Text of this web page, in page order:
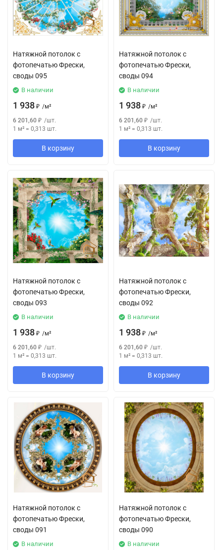
Натяжной потолок с
фотопечатью Фрески,
своды 095
В наличии
1 938 ₽ /м²
6 201,60 ₽ /шт.
1 м² = 0,313 шт.
В корзину
Натяжной потолок с
фотопечатью Фрески,
своды 094
В наличии
1 938 ₽ /м²
6 201,60 ₽ /шт.
1 м² = 0,313 шт.
В корзину
Натяжной потолок с
фотопечатью Фрески,
своды 093
В наличии
1 938 ₽ /м²
6 201,60 ₽ /шт.
1 м² = 0,313 шт.
В корзину
Натяжной потолок с
фотопечатью Фрески,
своды 092
В наличии
1 938 ₽ /м²
6 201,60 ₽ /шт.
1 м² = 0,313 шт.
В корзину
Натяжной потолок с
фотопечатью Фрески,
своды 091
В наличии
Натяжной потолок с
фотопечатью Фрески,
своды 090
В наличии